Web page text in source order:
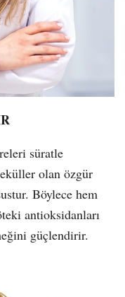
süratle
olan özgür
Böylece hem
antioksidanları
güçlendirir.